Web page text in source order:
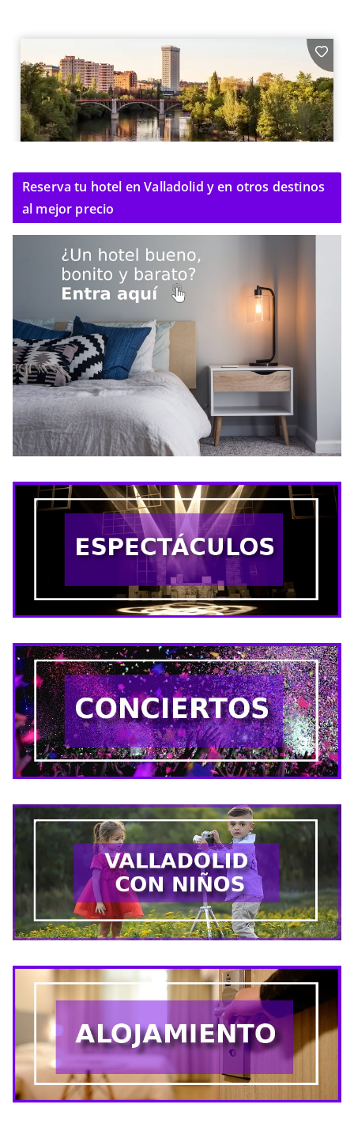
Reserva tu hotel en Valladolid y en otros destinos
al mejor precio